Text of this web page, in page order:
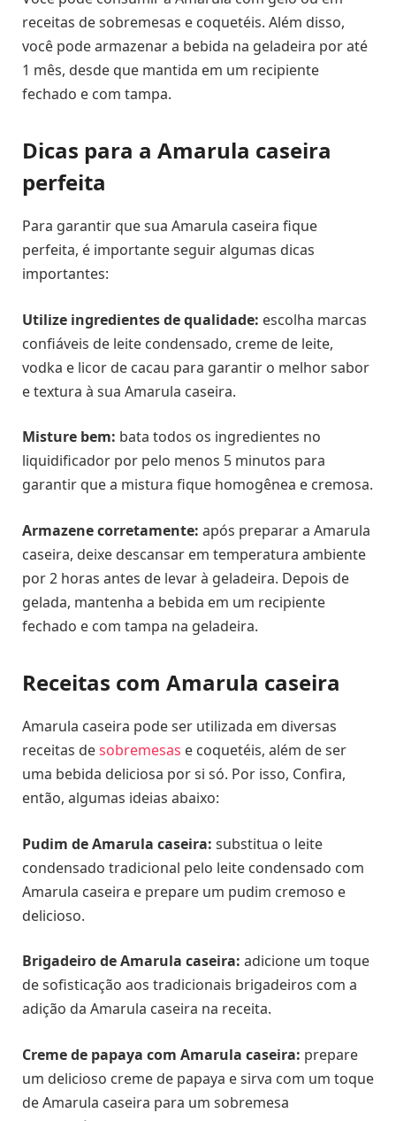
receitas de sobremesas e coquetéis. Além disso,
você pode armazenar a bebida na geladeira por até
1 mês, desde que mantida em um recipiente
fechado e com tampa.
Dicas para a Amarula caseira
perfeita
Para garantir que sua Amarula caseira fique
perfeita, é importante seguir algumas dicas
importantes:
Utilize ingredientes de qualidade: escolha marcas
confiáveis de leite condensado, creme de leite,
vodka e licor de cacau para garantir o melhor sabor
e textura à sua Amarula caseira.
Misture bem: bata todos os ingredientes no
liquidificador por pelo menos 5 minutos para
garantir que a mistura fique homogênea e cremosa.
Armazene corretamente: após preparar a Amarula
caseira, deixe descansar em temperatura ambiente
por 2 horas antes de levar à geladeira. Depois de
gelada, mantenha a bebida em um recipiente
fechado e com tampa na geladeira.
Receitas com Amarula caseira
Amarula caseira pode ser utilizada em diversas
receitas desobremesas e coquetéis, além de ser
uma bebida deliciosa por si só. Por isso, Confira,
então, algumas ideias abaixo:
Pudim de Amarula caseira: substitua o leite
condensado tradicional pelo leite condensado com
Amarula caseira e prepare um pudim cremoso e
delicioso.
Brigadeiro de Amarula caseira: adicione um toque
de sofisticação aos tradicionais brigadeiros com a
adição da Amarula caseira na receita.
Creme de papaya com Amarula caseira: prepare
um delicioso creme de papaya e sirva com um toque
de Amarula caseira para um sobremesa